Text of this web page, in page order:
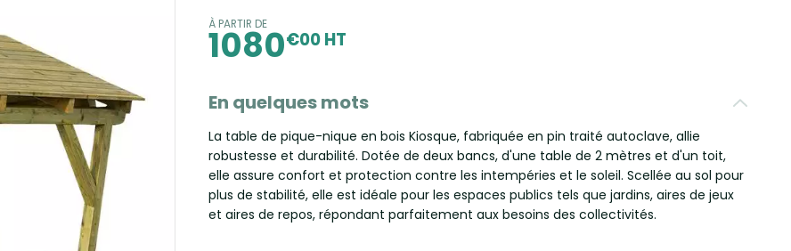
À PARTIR DE
1080€00 HT
En quelques mots
La table de pique-nique en bois Kiosque, fabriquée en pin traité autoclave, allie
robustesse et durabilité. Dotée de deux bancs, d'une table de 2 mètres et d'un toit,
elle assure confort et protection contre les intempéries et le soleil. Scellée au sol pour
plus de stabilité, elle est idéale pour les espaces publics tels que jardins, aires de jeux
et aires de repos, répondant parfaitement aux besoins des collectivités.